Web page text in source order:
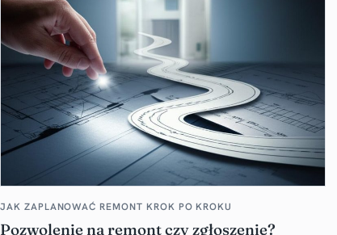
JAK ZAPLANOWAĆ REMONT KROK PO KROKU
Pozwolenie na remont czy zgłoszenie?